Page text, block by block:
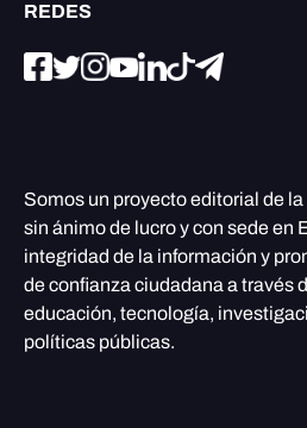
REDES
Somos un proyecto editorial de la
sin ánimo de lucro y con sede en
integridad de la información y
de confianza ciudadana a través
educación, tecnología,
políticas públicas.